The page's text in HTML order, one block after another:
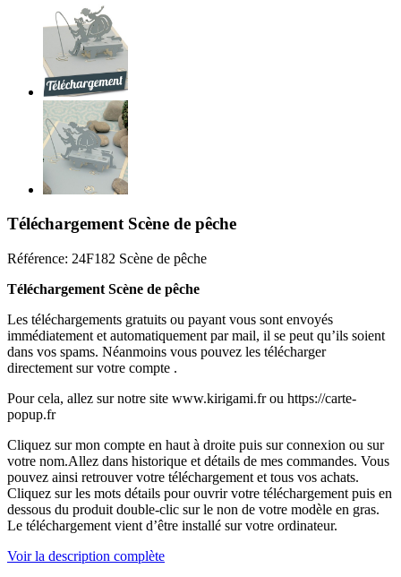
Téléchargement Scène de pêche
Référence: 24F182 Scène de pêche
Téléchargement Scène de pêche
Les téléchargements gratuits ou payant vous sont envoyés
immédiatement et automatiquement par mail, il se peut qu’ils soient
dans vos spams. Néanmoins vous pouvez les télécharger
directement sur votre compte .
Pour cela, allez sur notre site www.kirigami.fr ou https://carte-
popup.fr
Cliquez sur mon compte en haut à droite puis sur connexion ou sur
votre nom.Allez dans historique et détails de mes commandes. Vous
pouvez ainsi retrouver votre téléchargement et tous vos achats.
Cliquez sur les mots détails pour ouvrir votre téléchargement puis en
dessous du produit double-clic sur le non de votre modèle en gras.
Le téléchargement vient d’être installé sur votre ordinateur.
Voir la description complète